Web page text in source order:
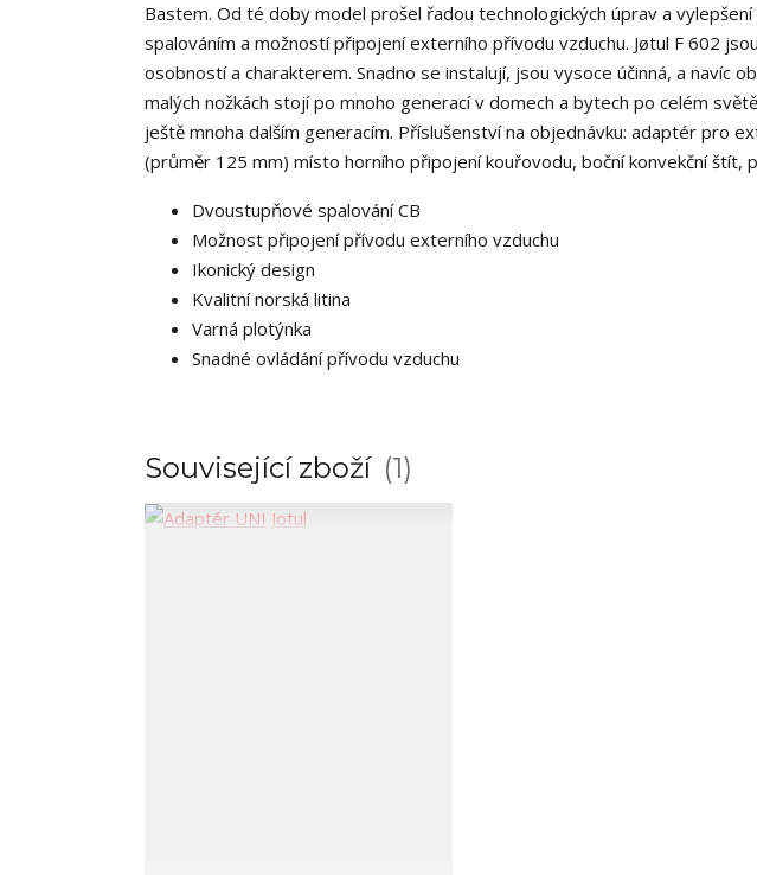
Bastem. Od té doby model prošel řadou technologických úprav a
spalováním a možností připojení externího přívodu vzduchu. Jøtul F 602
osobností a charakterem. Snadno se instalují, jsou vysoce účinná, a navíc
malých nožkách stojí po mnoho generací v domech a bytech po celém
ještě mnoha dalším generacím. Příslušenství na objednávku: adaptér pro
(průměr 125 mm) místo horního připojení kouřovodu, boční konvekční štít,
Dvoustupňové spalování CB
Možnost připojení přívodu externího vzduchu
Ikonický design
Kvalitní norská litina
Varná plotýnka
Snadné ovládání přívodu vzduchu
Související zboží 1